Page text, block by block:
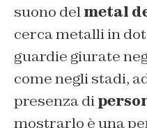
suono delmetal
cerca metalli in
guardie giurate
come negli stadi,
presenza di
mostrarlo è una